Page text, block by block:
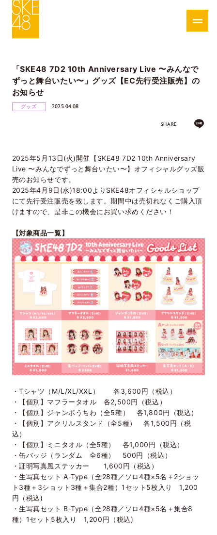
「SKE48 7D2 10th Anniversary Live 〜みんなで
ずっと舞台いたい〜」グッズ【EC先行受注販売】の
お知らせ
グッズ 2025.04.08
SHARE
2025年5月13日(火)開催【SKE48 7D2 10th Anniversary
Live 〜みんなでずっと舞台いたい〜】オフィシャルグッズ販
売のお知らせです。
2025年4月9日(水)18:00よりSKE48オフィシャルショップ
にて先行受注販売を致します。期間中は売切れなくご購入頂
けますので、是非この機会にお買い求めください！
【対象商品一覧】
・Tシャツ（M/L/XL/XXL） 各3,600円（税込）
・【個別】マフラータオル 各2,500円（税込）
・【個別】ジャンボうちわ（全5種） 各1,800円（税込）
・【個別】アクリルスタンド（全5種） 各1,500円（税
込）
・【個別】ミニタオル（全5種） 各1,000円（税込）
・缶バッジ（ランダム 全6種） 500円（税込）
・証明写真風ステッカー 1,600円（税込）
・生写真セット A-Type（全28種／ソロ4種×5名＋2ショッ
ト3種＋3ショット3種＋集合2種）1セット5枚入り 1,200
円（税込)
・生写真セット B-Type（全28種／ソロ4種×5名＋集合8
種）1セット5枚入り 1,200円（税込)